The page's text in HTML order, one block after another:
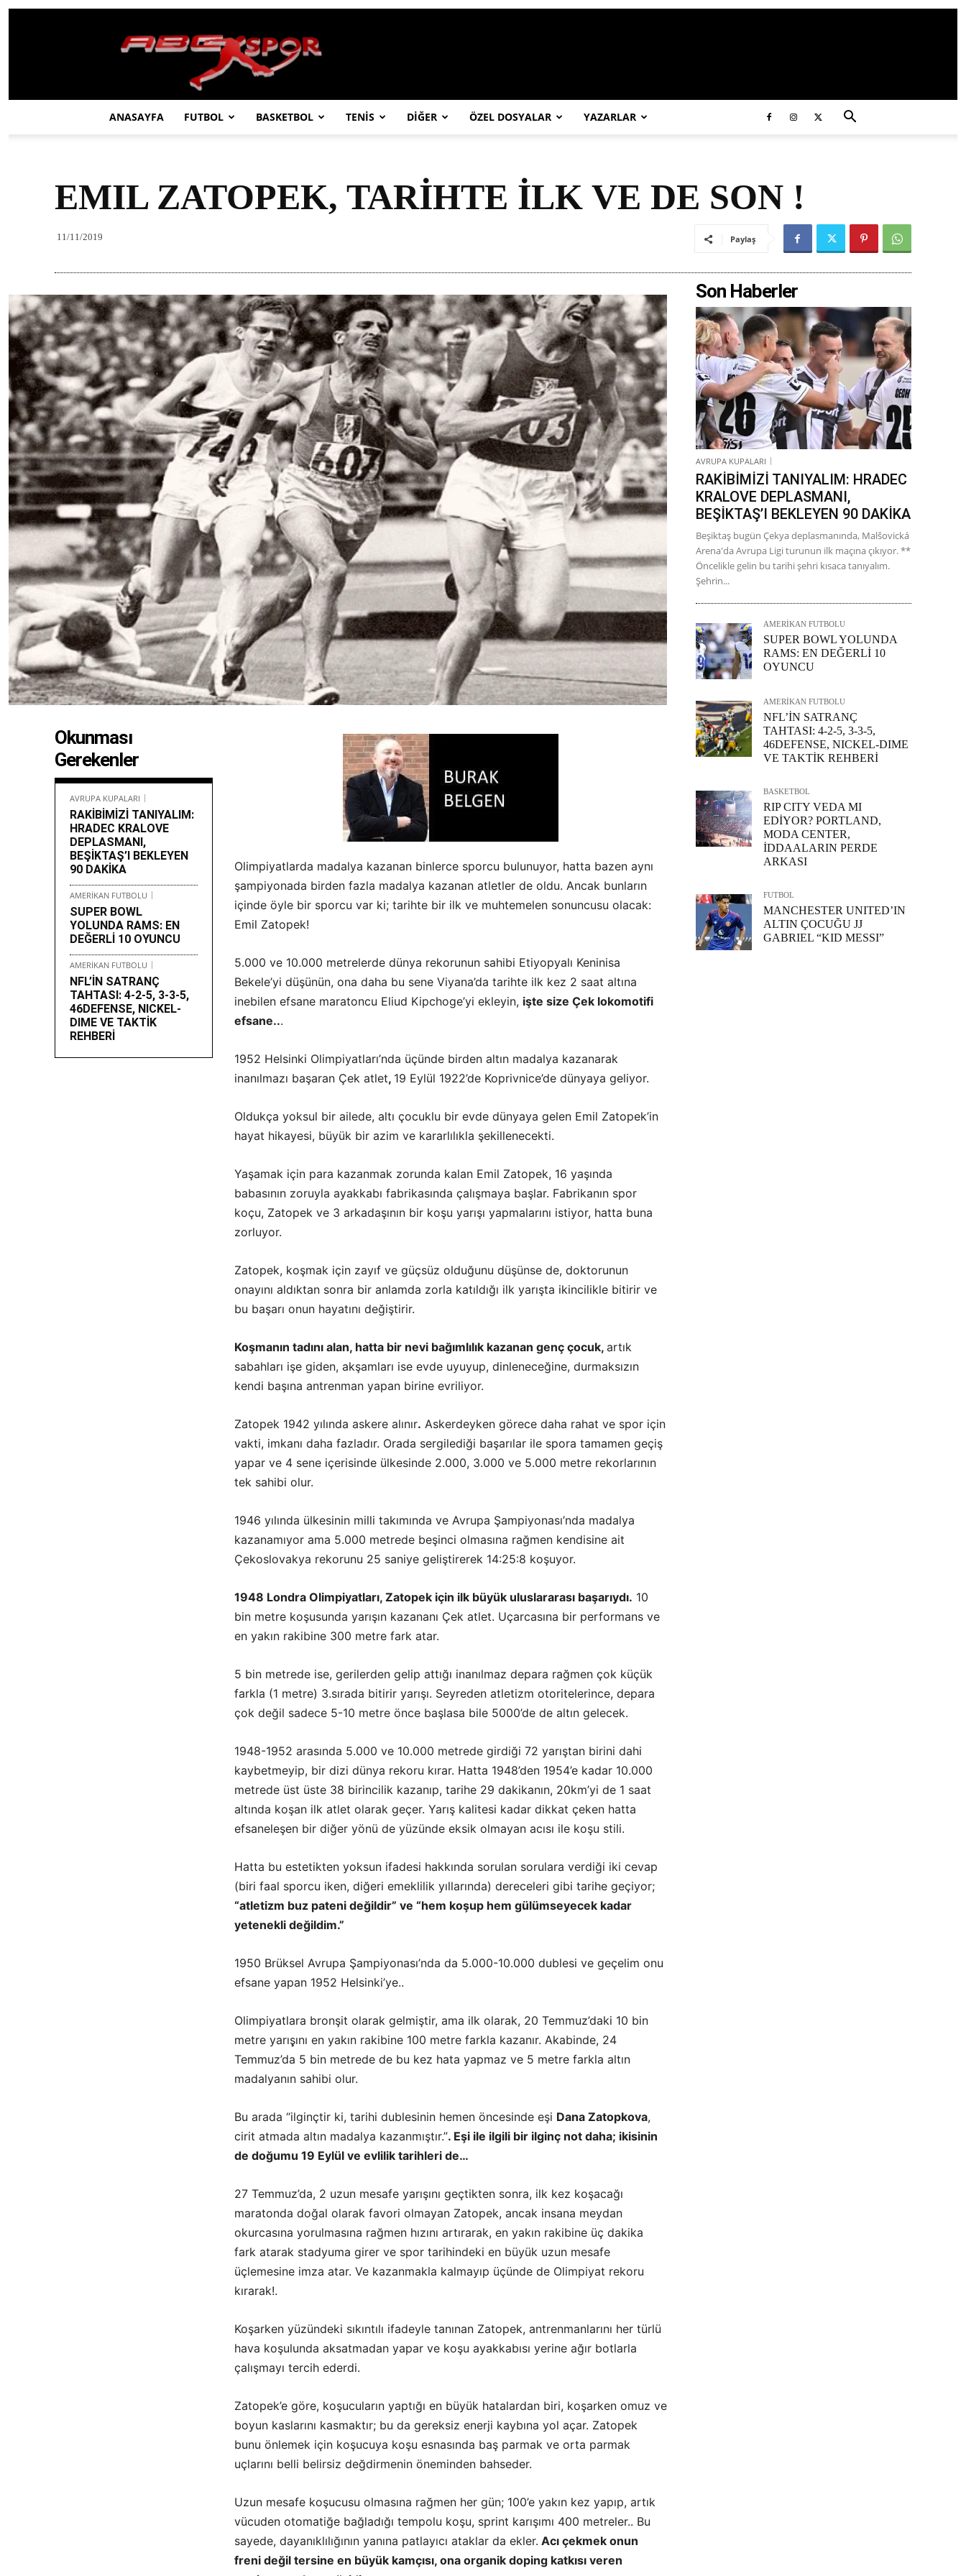
ABC
SPOR
ANASAYFA FUTBOL BASKETBOL TENİS DİĞER ÖZEL DOSYALAR YAZARLAR
EMIL ZATOPEK, TARİHTE İLK VE DE SON !
11/11/2019 Paylaş
Okunması
Gerekenler
AVRUPA KUPALARI
RAKİBİMİZİ TANIYALIM:
HRADEC KRALOVE
DEPLASMANI,
BEŞİKTAŞ’I BEKLEYEN
90 DAKİKA
AMERİKAN FUTBOLU
SUPER BOWL
YOLUNDA RAMS: EN
DEĞERLİ 10 OYUNCU
AMERİKAN FUTBOLU
NFL’İN SATRANÇ
TAHTASI: 4-2-5, 3-3-5,
46DEFENSE, NICKEL-
DIME VE TAKTİK
REHBERİ
Olimpiyatlarda madalya kazanan binlerce sporcu bulunuyor, hatta bazen aynı
şampiyonada birden fazla madalya kazanan atletler de oldu. Ancak bunların
içinde öyle bir sporcu var ki; tarihte bir ilk ve muhtemelen sonuncusu olacak:
Emil Zatopek!
5.000 ve 10.000 metrelerde dünya rekorunun sahibi Etiyopyalı Keninisa
Bekele’yi düşünün, ona daha bu sene Viyana’da tarihte ilk kez 2 saat altına
inebilen efsane maratoncu Eliud Kipchoge’yi ekleyin, işte size Çek lokomotifi
efsane...
1952 Helsinki Olimpiyatları’nda üçünde birden altın madalya kazanarak
inanılmazı başaran Çek atlet, 19 Eylül 1922’de Koprivnice’de dünyaya geliyor.
Oldukça yoksul bir ailede, altı çocuklu bir evde dünyaya gelen Emil Zatopek’in
hayat hikayesi, büyük bir azim ve kararlılıkla şekillenecekti.
Yaşamak için para kazanmak zorunda kalan Emil Zatopek, 16 yaşında
babasının zoruyla ayakkabı fabrikasında çalışmaya başlar. Fabrikanın spor
koçu, Zatopek ve 3 arkadaşının bir koşu yarışı yapmalarını istiyor, hatta buna
zorluyor.
Zatopek, koşmak için zayıf ve güçsüz olduğunu düşünse de, doktorunun
onayını aldıktan sonra bir anlamda zorla katıldığı ilk yarışta ikincilikle bitirir ve
bu başarı onun hayatını değiştirir.
Koşmanın tadını alan, hatta bir nevi bağımlılık kazanan genç çocuk, artık
sabahları işe giden, akşamları ise evde uyuyup, dinleneceğine, durmaksızın
kendi başına antrenman yapan birine evriliyor.
Zatopek 1942 yılında askere alınır. Askerdeyken görece daha rahat ve spor için
vakti, imkanı daha fazladır. Orada sergilediği başarılar ile spora tamamen geçiş
yapar ve 4 sene içerisinde ülkesinde 2.000, 3.000 ve 5.000 metre rekorlarının
tek sahibi olur.
1946 yılında ülkesinin milli takımında ve Avrupa Şampiyonası’nda madalya
kazanamıyor ama 5.000 metrede beşinci olmasına rağmen kendisine ait
Çekoslovakya rekorunu 25 saniye geliştirerek 14:25:8 koşuyor.
1948 Londra Olimpiyatları, Zatopek için ilk büyük uluslararası başarıydı. 10
bin metre koşusunda yarışın kazananı Çek atlet. Uçarcasına bir performans ve
en yakın rakibine 300 metre fark atar.
5 bin metrede ise, gerilerden gelip attığı inanılmaz depara rağmen çok küçük
farkla (1 metre) 3.sırada bitirir yarışı. Seyreden atletizm otoritelerince, depara
çok değil sadece 5-10 metre önce başlasa bile 5000’de de altın gelecek.
1948-1952 arasında 5.000 ve 10.000 metrede girdiği 72 yarıştan birini dahi
kaybetmeyip, bir dizi dünya rekoru kırar. Hatta 1948’den 1954’e kadar 10.000
metrede üst üste 38 birincilik kazanıp, tarihe 29 dakikanın, 20km’yi de 1 saat
altında koşan ilk atlet olarak geçer. Yarış kalitesi kadar dikkat çeken hatta
efsaneleşen bir diğer yönü de yüzünde eksik olmayan acısı ile koşu stili.
Hatta bu estetikten yoksun ifadesi hakkında sorulan sorulara verdiği iki cevap
(biri faal sporcu iken, diğeri emeklilik yıllarında) dereceleri gibi tarihe geçiyor;
“atletizm buz pateni değildir” ve “hem koşup hem gülümseyecek kadar
yetenekli değildim.”
1950 Brüksel Avrupa Şampiyonası’nda da 5.000-10.000 dublesi ve geçelim onu
efsane yapan 1952 Helsinki’ye..
Olimpiyatlara bronşit olarak gelmiştir, ama ilk olarak, 20 Temmuz’daki 10 bin
metre yarış̧ını en yakın rakibine 100 metre farkla kazanır. Akabinde, 24
Temmuz’da 5 bin metrede de bu kez hata yapmaz ve 5 metre farkla altın
madalyanın sahibi olur.
Bu arada “ilginçtir ki, tarihi dublesinin hemen öncesinde eşi Dana Zatopkova,
cirit atmada altın madalya kazanmıştır.”. Eşi ile ilgili bir ilginç not daha; ikisinin
de doğumu 19 Eylül ve evlilik tarihleri de…
27 Temmuz’da, 2 uzun mesafe yarışını geçtikten sonra, ilk kez koşacağı
maratonda doğal olarak favori olmayan Zatopek, ancak insana meydan
okurcasına yorulmasına rağmen hızını artırarak, en yakın rakibine üç dakika
fark atarak stadyuma girer ve spor tarihindeki en büyük uzun mesafe
üçlemesine imza atar. Ve kazanmakla kalmayıp üçünde de Olimpiyat rekoru
kırarak!.
Koşarken yüzündeki sıkıntılı ifadeyle tanınan Zatopek, antrenmanlarını her türlü
hava koşulunda aksatmadan yapar ve koşu ayakkabısı yerine ağır botlarla
çalışmayı tercih ederdi.
Zatopek’e göre, koşucuların yaptığı en büyük hatalardan biri, koşarken omuz ve
boyun kaslarını kasmaktır; bu da gereksiz enerji kaybına yol açar. Zatopek
bunu önlemek için koşucuya koşu esnasında baş parmak ve orta parmak
uçlarını belli belirsiz değdirmenin öneminden bahseder.
Uzun mesafe koşucusu olmasına rağmen her gün; 100’e yakın kez yapıp, artık
vücuden otomatiğe bağladığı tempolu koşu, sprint karışımı 400 metreler.. Bu
sayede, dayanıklılığının yanına patlayıcı ataklar da ekler. Acı çekmek onun
freni değil tersine en büyük kamçısı, ona organik doping katkısı veren
Son Haberler
AVRUPA KUPALARI
RAKİBİMİZİ TANIYALIM: HRADEC
KRALOVE DEPLASMANI,
BEŞİKTAŞ’I BEKLEYEN 90 DAKİKA
Beşiktaş bugün Çekya deplasmanında, Malšovická
Arena'da Avrupa Ligi turunun ilk maçına çıkıyor. **
Öncelikle gelin bu tarihi şehri kısaca tanıyalım.
Şehrin...
AMERİKAN FUTBOLU
SUPER BOWL YOLUNDA
RAMS: EN DEĞERLİ 10
OYUNCU
AMERİKAN FUTBOLU
NFL’İN SATRANÇ
TAHTASI: 4-2-5, 3-3-5,
46DEFENSE, NICKEL-DIME
VE TAKTİK REHBERİ
BASKETBOL
RIP CITY VEDA MI
EDİYOR? PORTLAND,
MODA CENTER,
İDDAALARIN PERDE
ARKASI
FUTBOL
MANCHESTER UNITED’IN
ALTIN ÇOCUĞU JJ
GABRIEL “KID MESSI”